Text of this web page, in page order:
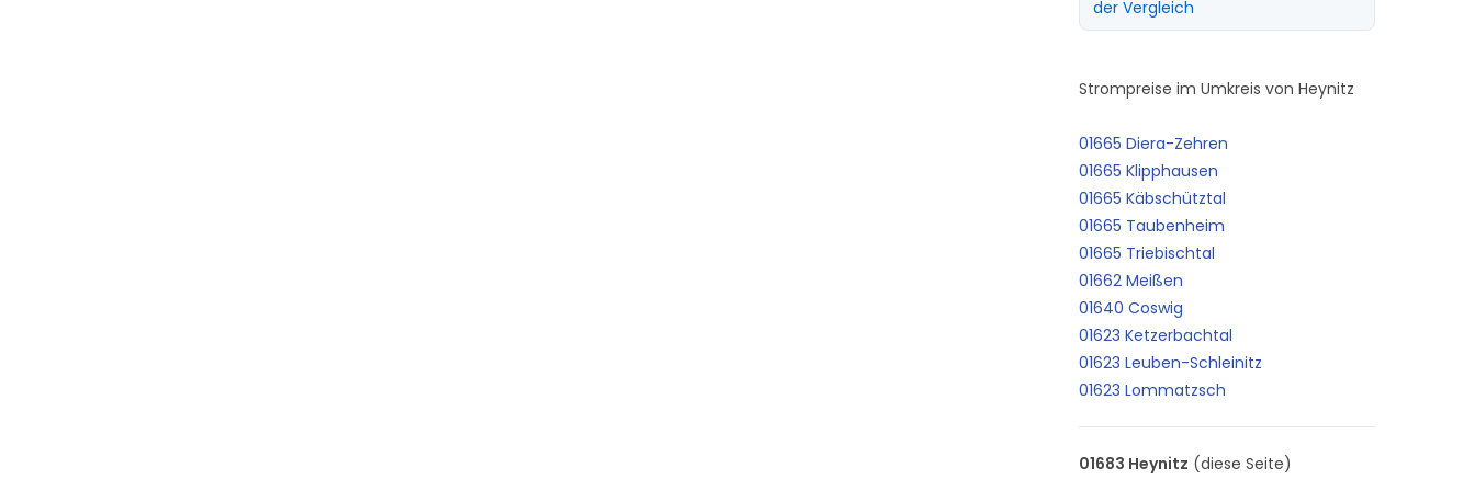
der Vergleich
Strompreise im Umkreis von Heynitz
01665 Diera-Zehren
01665 Klipphausen
01665 Käbschütztal
01665 Taubenheim
01665 Triebischtal
01662 Meißen
01640 Coswig
01623 Ketzerbachtal
01623 Leuben-Schleinitz
01623 Lommatzsch
01683 Heynitz (diese Seite)